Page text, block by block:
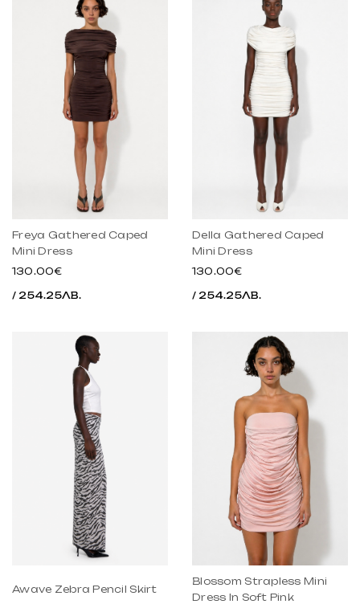
Freya Gathered Caped
Mini Dress
130.00€
/ 254.25ЛВ.
Della Gathered Caped
Mini Dress
130.00€
/ 254.25ЛВ.
Awave Zebra Pencil Skirt
Blossom Strapless Mini
Dress In Soft Pink